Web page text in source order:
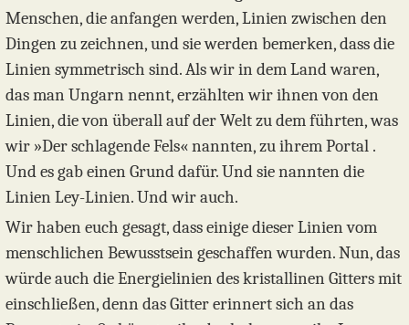
Menschen, die anfangen werden, Linien zwischen den
Dingen zu zeichnen, und sie werden bemerken, dass die
Linien symmetrisch sind. Als wir in dem Land waren,
das man Ungarn nennt, erzählten wir ihnen von den
Linien, die von überall auf der Welt zu dem führten, was
wir »Der schlagende Fels« nannten, zu ihrem Portal .
Und es gab einen Grund dafür. Und sie nannten die
Linien Ley-Linien. Und wir auch.
Wir haben euch gesagt, dass einige dieser Linien vom
menschlichen Bewusstsein geschaffen wurden. Nun, das
würde auch die Energielinien des kristallinen Gitters mit
einschließen, denn das Gitter erinnert sich an das